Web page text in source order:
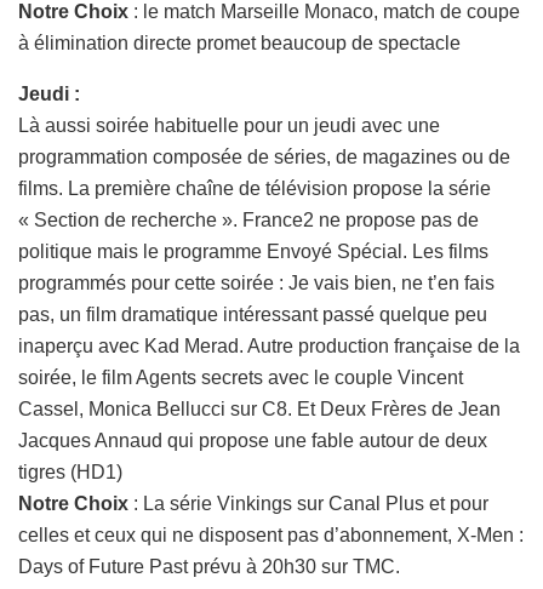
Notre Choix : le match Marseille Monaco, match de coupe
à élimination directe promet beaucoup de spectacle
Jeudi :
Là aussi soirée habituelle pour un jeudi avec une
programmation composée de séries, de magazines ou de
films. La première chaîne de télévision propose la série
« Section de recherche ». France2 ne propose pas de
politique mais le programme Envoyé Spécial. Les films
programmés pour cette soirée : Je vais bien, ne t’en fais
pas, un film dramatique intéressant passé quelque peu
inaperçu avec Kad Merad. Autre production française de la
soirée, le film Agents secrets avec le couple Vincent
Cassel, Monica Bellucci sur C8. Et Deux Frères de Jean
Jacques Annaud qui propose une fable autour de deux
tigres (HD1)
Notre Choix : La série Vinkings sur Canal Plus et pour
celles et ceux qui ne disposent pas d’abonnement, X-Men :
Days of Future Past prévu à 20h30 sur TMC.